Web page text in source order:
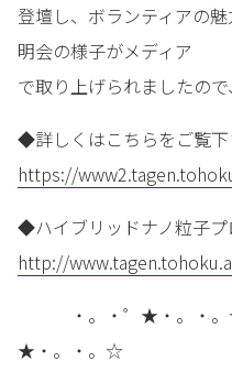
登壇し、ボランティアの
明会の様子がメディア
で取り上げられましたので
◆詳しくはこちらをご覧下
https://
◆ハイブリッドナノ粒子プ
http://
・。・゜★・。・。☆
★・。・。☆